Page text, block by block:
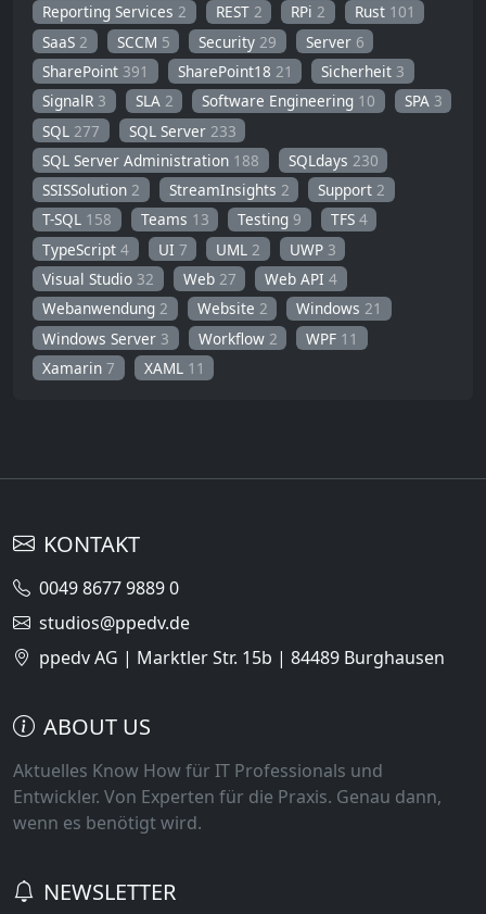
Reporting Services2 REST 2 RPi2 Rust 101
SaaS 2 SCCM 5 Security 29 Server 6
SharePoint 391 SharePoint18 21 Sicherheit 3
SignalR 3 SLA 2 Software Engineering 10 SPA 3
SQL 277 SQL Server 233
SQL Server Administration 188 SQLdays 230
SSISSolution2 StreamInsights 2 Support2
T-SQL 158 Teams 13 Testing 9 TFS 4
TypeScript4 UI 7 UML 2 UWP 3
Visual Studio 32 Web 27 Web API4
Webanwendung2 Website 2 Windows21
Windows Server 3 Workflow 2 WPF 11
Xamarin7 XAML 11
KONTAKT
0049 8677 9889 0
studios@ppedv.de
ppedv AG | Marktler Str. 15b | 84489 Burghausen
ABOUT US
Aktuelles Know How für IT Professionals und
Entwickler. Von Experten für die Praxis. Genau dann,
wenn es benötigt wird.
NEWSLETTER